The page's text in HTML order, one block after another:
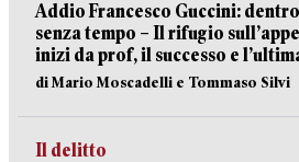
Addio Francesco Guccini:
senza tempo – Il rifugio
inizi da prof, il successo e
di Mario Moscadelli e Tommaso Silvi
Il delitto